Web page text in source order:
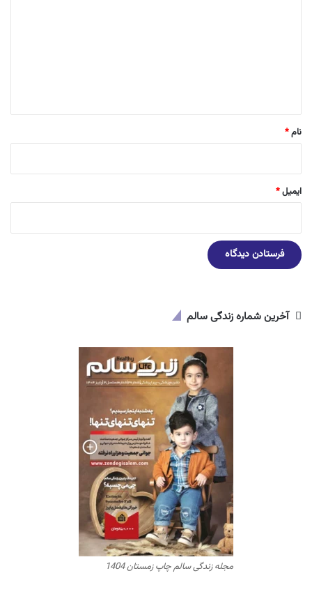
نام*
ایمیل*
آخرین شماره زندگی سالم
مجله زندگی سالم چاپ زمستان 1404